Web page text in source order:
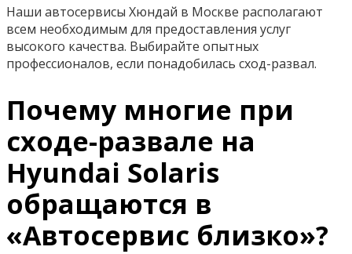
Наши автосервисы Хюндай в Москве располагают
всем необходимым для предоставления услуг
высокого качества. Выбирайте опытных
профессионалов, если понадобилась сход-развал.
Почему многие при
сходе-развале на
Hyundai Solaris
обращаются в
«Автосервис близко»?